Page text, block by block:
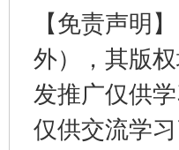
【免责声明
外），其版
发推广仅供
仅供交流学
东山县通报“牛蛙产品